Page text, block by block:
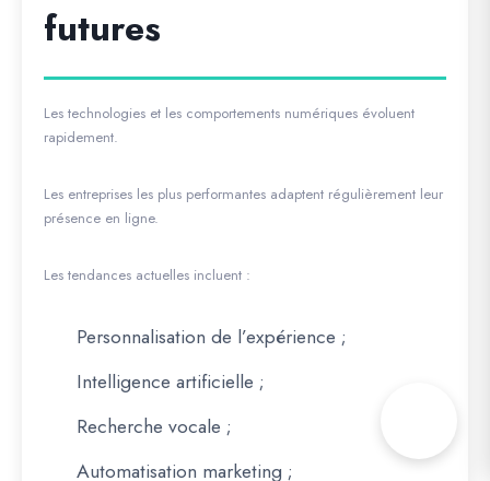
futures
Les technologies et les comportements numériques évoluent
rapidement.
Les entreprises les plus performantes adaptent régulièrement leur
présence en ligne.
Les tendances actuelles incluent :
Personnalisation de l’expérience ;
Intelligence artificielle ;
Recherche vocale ;
Automatisation marketing ;